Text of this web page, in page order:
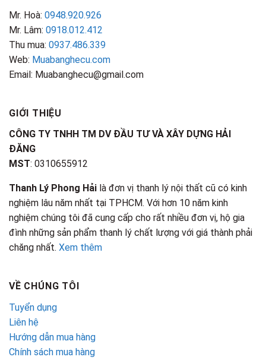
Mr. Hoà: 0948.920.926
Mr. Lâm: 0918.012.412
Thu mua: 0937.486.339
Web: Muabanghecu.com
Email: Muabanghecu@gmail.com
GIỚI THIỆU
CÔNG TY TNHH TM DV ĐẦU TƯ VÀ XÂY DỰNG HẢI
ĐĂNG
MST: 0310655912
Thanh Lý Phong Hải là đơn vị thanh lý nội thất cũ có kinh
nghiệm lâu năm nhất tại TPHCM. Với hơn 10 năm kinh
nghiệm chúng tôi đã cung cấp cho rất nhiều đơn vị, hộ gia
đình những sản phẩm thanh lý chất lượng với giá thành phải
chăng nhất. Xem thêm
VỀ CHÚNG TÔI
Tuyển dụng
Liên hệ
Hướng dẫn mua hàng
Chính sách mua hàng